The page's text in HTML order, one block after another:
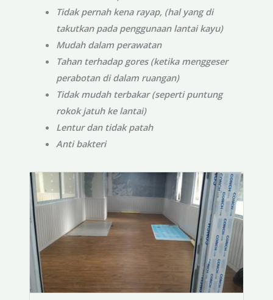
Tidak pernah kena rayap, (hal yang di
takutkan pada penggunaan lantai kayu)
Mudah dalam perawatan
Tahan terhadap gores (ketika menggeser
perabotan di dalam ruangan)
Tidak mudah terbakar (seperti puntung
rokok jatuh ke lantai)
Lentur dan tidak patah
Anti bakteri